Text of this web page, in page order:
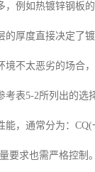
例如热镀锌钢板
厚度直接决定了
不太恶劣的场合
表5-2所列出的
，通常分为：
要求也需严格控